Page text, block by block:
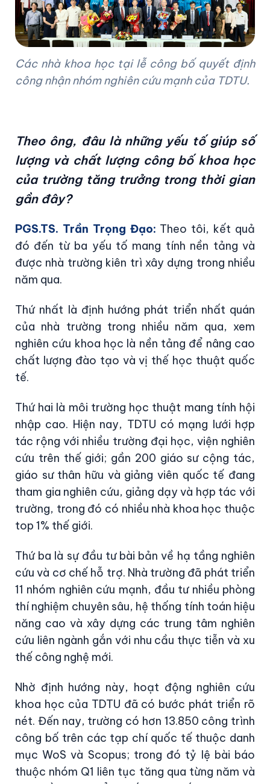
Các nhà khoa học tại lễ công bố quyết định
công nhận nhóm nghiên cứu mạnh của TDTU.
Theo ông, đâu là những yếu tố giúp số
lượng và chất lượng công bố khoa học
của trường tăng trưởng trong thời gian
gần đây?
PGS.TS. Trần Trọng Đạo: Theo tôi, kết quả
đó đến từ ba yếu tố mang tính nền tảng và
được nhà trường kiên trì xây dựng trong nhiều
năm qua.
Thứ nhất là định hướng phát triển nhất quán
của nhà trường trong nhiều năm qua, xem
nghiên cứu khoa học là nền tảng để nâng cao
chất lượng đào tạo và vị thế học thuật quốc
tế.
Thứ hai là môi trường học thuật mang tính hội
nhập cao. Hiện nay, TDTU có mạng lưới hợp
tác rộng với nhiều trường đại học, viện nghiên
cứu trên thế giới; gần 200 giáo sư cộng tác,
giáo sư thân hữu và giảng viên quốc tế đang
tham gia nghiên cứu, giảng dạy và hợp tác với
trường, trong đó có nhiều nhà khoa học thuộc
top 1% thế giới.
Thứ ba là sự đầu tư bài bản về hạ tầng nghiên
cứu và cơ chế hỗ trợ. Nhà trường đã phát triển
11 nhóm nghiên cứu mạnh, đầu tư nhiều phòng
thí nghiệm chuyên sâu, hệ thống tính toán hiệu
năng cao và xây dựng các trung tâm nghiên
cứu liên ngành gắn với nhu cầu thực tiễn và xu
thế công nghệ mới.
Nhờ định hướng này, hoạt động nghiên cứu
khoa học của TDTU đã có bước phát triển rõ
nét. Đến nay, trường có hơn 13.850 công trình
công bố trên các tạp chí quốc tế thuộc danh
mục WoS và Scopus; trong đó tỷ lệ bài báo
thuộc nhóm Q1 liên tục tăng qua từng năm và